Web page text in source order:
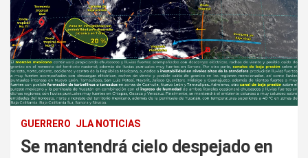
GUERRERO JLA NOTICIAS
Se mantendrá cielo despejado en